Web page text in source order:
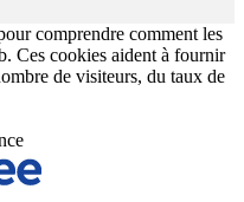
comprendre comment les
Ces cookies aident à fournir
de visiteurs, du taux de